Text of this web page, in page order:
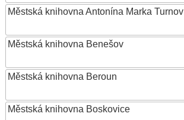
Městská knihovna Antonína Marka Turnov
Městská knihovna Benešov
Městská knihovna Beroun
Městská knihovna Boskovice